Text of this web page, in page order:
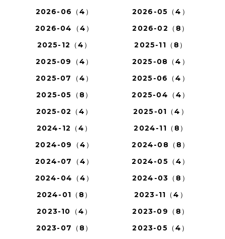
2026-06（4）
2026-05（4）
2026-04（4）
2026-02（8）
2025-12（4）
2025-11（8）
2025-09（4）
2025-08（4）
2025-07（4）
2025-06（4）
2025-05（8）
2025-04（4）
2025-02（4）
2025-01（4）
2024-12（4）
2024-11（8）
2024-09（4）
2024-08（8）
2024-07（4）
2024-05（4）
2024-04（4）
2024-03（8）
2024-01（8）
2023-11（4）
2023-10（4）
2023-09（8）
2023-07（8）
2023-05（4）